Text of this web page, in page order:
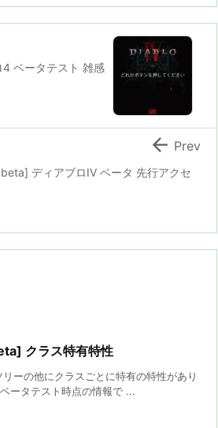
ベータテスト 雑感
ディアブロIV ベータ 先行アクセ
 Prev
クラス特有特性
リーの他にクラスごとに特有の特性があり
ータテスト時点の情報で ...